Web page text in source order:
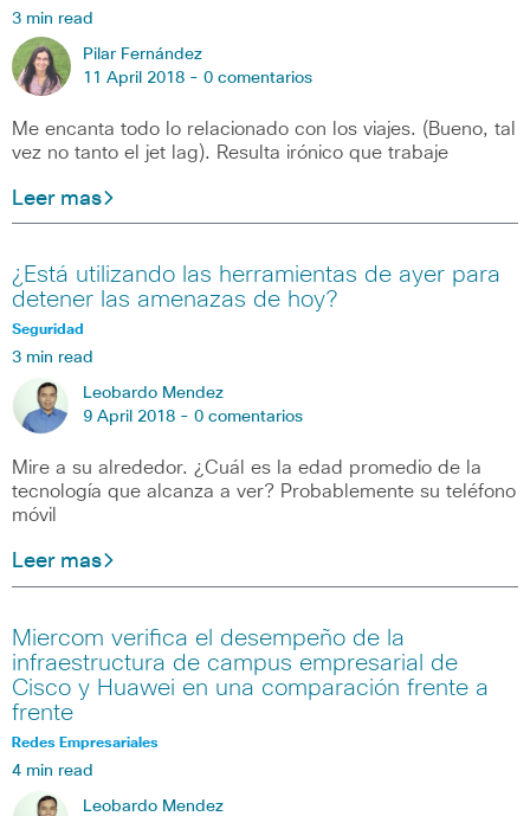
3 min read
Pilar Fernández
11 April 2018 - 0 comentarios
Me encanta todo lo relacionado con los viajes. (Bueno, tal
vez no tanto el jet lag). Resulta irónico que trabaje
Leer mas
¿Está utilizando las herramientas de ayer para
detener las amenazas de hoy?
Seguridad
3 min read
Leobardo Mendez
9 April 2018 - 0 comentarios
Mire a su alrededor. ¿Cuál es la edad promedio de la
tecnología que alcanza a ver? Probablemente su teléfono
móvil
Leer mas
Miercom verifica el desempeño de la
infraestructura de campus empresarial de
Cisco y Huawei en una comparación frente a
frente
Redes Empresariales
4 min read
Leobardo Mendez